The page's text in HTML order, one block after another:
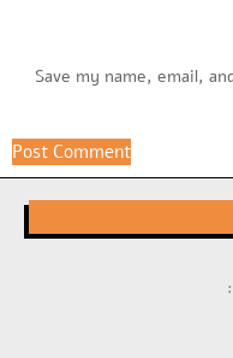
Save my name, email,